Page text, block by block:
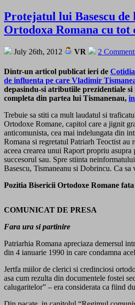
Protejatul lui Basescu
Ortodoxa Romana cu
July 26th, 2012 VR 2
Dintr-un articol publicat ieri de
de influenta pe care Vladimir
depasindu-si atributiile prezidentiale
completa din partea lui Tismanenau,
Trebuie sa stiti ca mult laudatul si
Ortodoxe Romane, capitol care a jignit
anticomunista, cea mai indelungata din
Romana si regretatul Patriarh Teoctist
aceea crearea unui Raport propriu
succesorul sau. Spre stiinta
Basescu, Tismaneanu si Dobrincu. Ca
Pozitia Bisericii Ortodoxe Romane
COMUNICAT DE PRESA
Fara ura si partinire
Patriarhia Romana apreciaza demersul
din 4 ianuarie 1990 in care condamna
Jertfa miilor de clerici si credinciosi
asa cum rezulta din documentele fostei
calugaritelor” – era considerata ca fiind